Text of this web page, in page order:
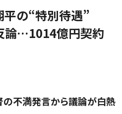
平の“特別待遇”
論…1014億円契約
の不満発言から議論が白熱